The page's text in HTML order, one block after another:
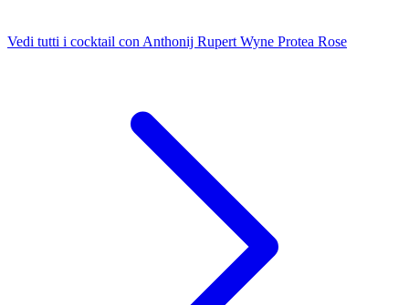
Vedi tutti i cocktail con Anthonij Rupert Wyne Protea Rose